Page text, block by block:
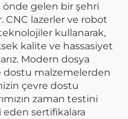
gelen bir şehri
CNC lazerler ve robot
kullanarak,
kalite ve hassasiyet
Modern dosya
dostu malzemelerden
çevre dostu
zaman testini
eden sertifikalara